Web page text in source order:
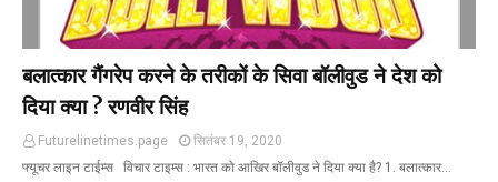
बलात्कार गैंगरेप करने के तरीकों के सिवा बॉलीवुड ने देश को
दिया क्या ? रणवीर सिंह
Futurelinetimes.page
सितंबर 19, 2020
फ्यूचर लाइन टाईम्स विचार टाइम्स : भारत को आखिर बॉलीवुड ने दिया क्या है? 1. बलात्कार…